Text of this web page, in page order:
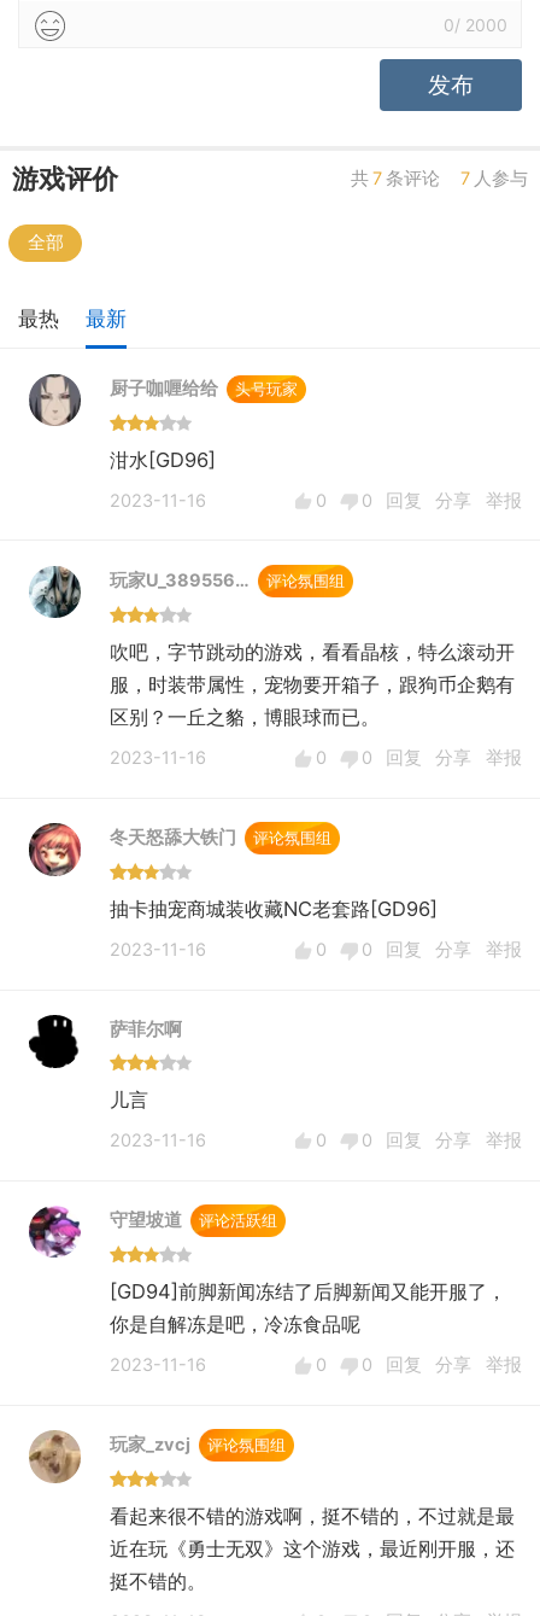
0/ 2000
发布
游戏评价 共7条评论 7 人参与
全部
最热 最新
厨子咖喱给给 头号玩家
泔水[GD96]
2023-11-16 0 0 回复 分享 举报
玩家U_389556… 评论氛围组
吹吧，字节跳动的游戏，看看晶核，特么滚动开
服，时装带属性，宠物要开箱子，跟狗币企鹅有
区别？一丘之貉，博眼球而已。
2023-11-16 0 0 回复 分享 举报
冬天怒舔大铁门 评论氛围组
抽卡抽宠商城装收藏NC老套路[GD96]
2023-11-16 0 0 回复 分享 举报
萨菲尔啊
儿言
2023-11-16 0 0 回复 分享 举报
守望坡道 评论活跃组
[GD94]前脚新闻冻结了后脚新闻又能开服了，
你是自解冻是吧，冷冻食品呢
2023-11-16 0 0 回复 分享 举报
玩家_zvcj 评论氛围组
看起来很不错的游戏啊，挺不错的，不过就是最
近在玩《勇士无双》这个游戏，最近刚开服，还
挺不错的。